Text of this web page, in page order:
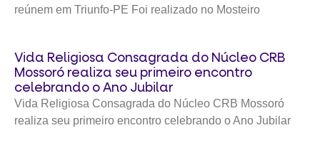
reúnem em Triunfo-PE Foi realizado no Mosteiro
Vida Religiosa Consagrada do Núcleo CRB
Mossoró realiza seu primeiro encontro
celebrando o Ano Jubilar
Vida Religiosa Consagrada do Núcleo CRB Mossoró
realiza seu primeiro encontro celebrando o Ano Jubilar